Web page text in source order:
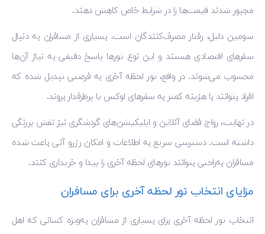
مجبور شدند قیمت‌ها را در شرایط خاص کاهش دهند.
سومین دلیل، رفتار مصرف‌کنندگان است. بسیاری از مسافران به دنبال
سفرهای اقتصادی هستند و این نوع تورها پاسخ دقیقی به نیاز آن‌ها
محسوب می‌شوند. در واقع، تور لحظه آخری به فرصتی تبدیل شده که
افراد بتوانند با هزینه کمتر به سفرهای لوکس یا پرطرفدار بروند.
در نهایت، رواج فضای آنلاین و اپلیکیشن‌های گردشگری نیز نقش پررنگی
داشته است. دسترسی سریع به اطلاعات و امکان رزرو آنی باعث شده
مسافران به‌راحتی بتوانند تورهای لحظه آخری را پیدا و خریداری کنند.
مزایای انتخاب تور لحظه آخری برای مسافران
انتخاب تور لحظه آخری برای بسیاری از مسافران به‌ویژه کسانی که اهل